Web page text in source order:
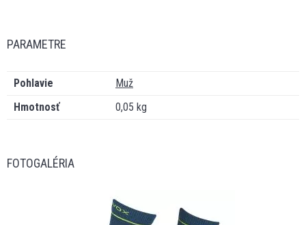
PARAMETRE
Pohlavie
Muž
Hmotnosť
0,05 kg
FOTOGALÉRIA